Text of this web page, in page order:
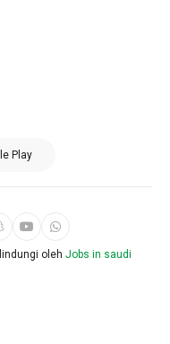
Play
oleh Jobs in saudi